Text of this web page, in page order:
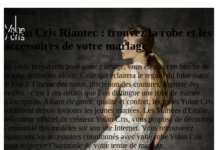
Yolan Cris Riantec : trouvez la robe et les
accessoires de votre mariage
En plein préparatifs pour votre mariage, vous êtes à la recherche de
la robe de mariée idéale. Celle qui éclairera le regard du futur marié
le jour J. Finesse des tissus, discrétion des coutures, légèreté des
étoffes : c’est à ces détails que l’on distingue une robe de mariée
d’exception. Alliant élégance, qualité et confort, les robes Yolan Cris
subliment depuis toujours les jeunes mariées. Les Mariées d'Emilie,
revendeur officiel du créateur Yolan Cris, vous propose de découvrir
l’ensemble des modèles sur son site Internet. Vous retrouverez
également les accessoires coordonnés avec votre robe Yolan Cris
pour respecter l’harmonie de votre tenue de mariage.